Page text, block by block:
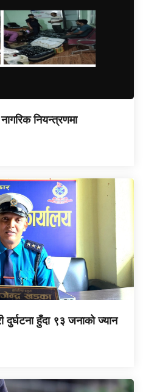
नियन्त्रणमा
दुर्घटना हुँदा ९३ जनाको ज्यान